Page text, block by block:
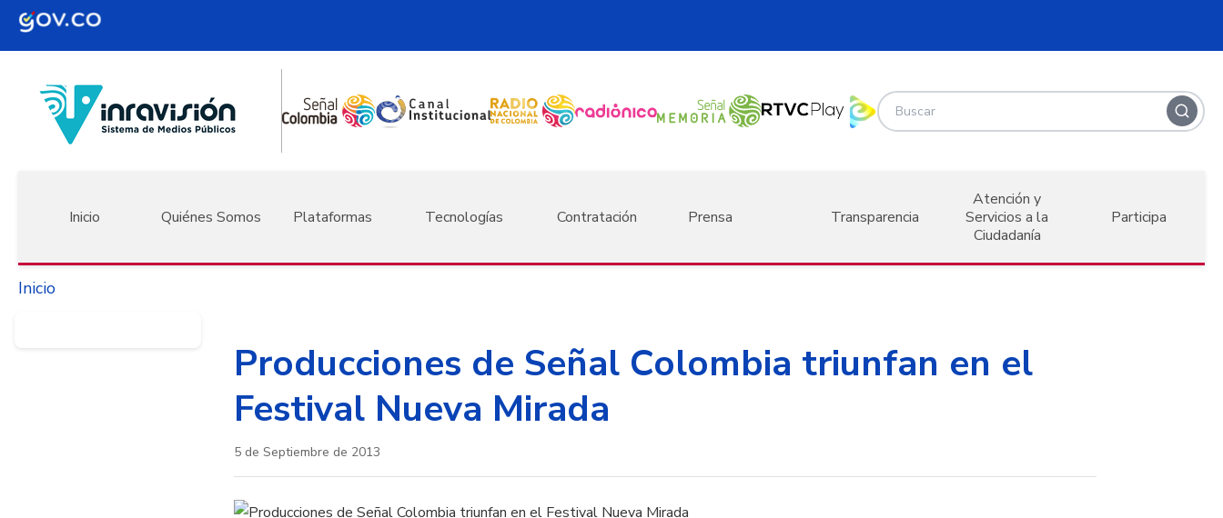
Pasar al contenido principal
Inicio Quiénes Somos Plataformas Tecnologías Contratación Prensa Transparencia
Atención y
Servicios a la
Ciudadanía
Participa
Inicio
Producciones de Señal Colombia triunfan en el
Festival Nueva Mirada
5 de Septiembre de 2013